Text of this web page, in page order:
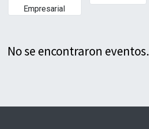
Empresarial
No se encontraron eventos.